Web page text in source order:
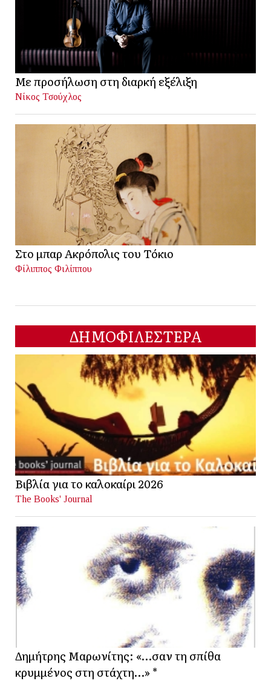
Με προσήλωση στη διαρκή εξέλιξη
Νίκος Τσούχλος
Στο μπαρ Ακρόπολις του Τόκιο
Φίλιππος Φιλίππου
ΔΗΜΟΦΙΛΕΣΤΕΡΑ
Βιβλία για το καλοκαίρι 2026
The Books' Journal
Δημήτρης Μαρωνίτης: «…σαν τη σπίθα
κρυμμένος στη στάχτη…» *